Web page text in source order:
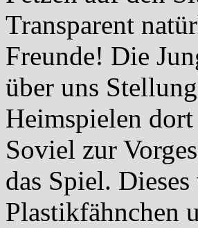
Transparent
Freunde! Die
über uns
Heimspielen
Soviel zur
das Spiel.
Plastikfähnchen